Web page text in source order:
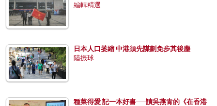
編輯精選
日本人口萎縮 中港須先謀劃免步其後塵
陸振球
種菜得愛 記一本好書──讀吳燕青的《在香港